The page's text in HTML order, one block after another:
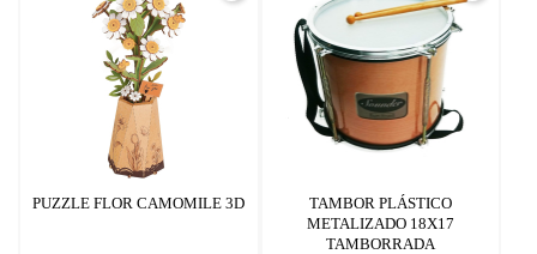
PUZZLE FLOR CAMOMILE 3D
TAMBOR PLÁSTICO
METALIZADO 18X17
TAMBORRADA